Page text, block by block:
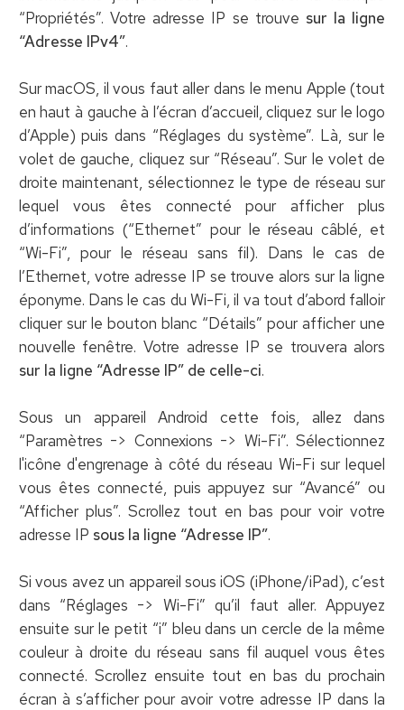
“Propriétés”. Votre adresse IP se trouve sur la ligne
“Adresse IPv4”.
Sur macOS, il vous faut aller dans le menu Apple (tout
en haut à gauche à l’écran d’accueil, cliquez sur le logo
d’Apple) puis dans “Réglages du système”. Là, sur le
volet de gauche, cliquez sur “Réseau”. Sur le volet de
droite maintenant, sélectionnez le type de réseau sur
lequel vous êtes connecté pour afficher plus
d’informations (“Ethernet” pour le réseau câblé, et
“Wi-Fi”, pour le réseau sans fil). Dans le cas de
l’Ethernet, votre adresse IP se trouve alors sur la ligne
éponyme. Dans le cas du Wi-Fi, il va tout d’abord falloir
cliquer sur le bouton blanc “Détails” pour afficher une
nouvelle fenêtre. Votre adresse IP se trouvera alors
sur la ligne “Adresse IP” de celle-ci.
Sous un appareil Android cette fois, allez dans
“Paramètres -> Connexions -> Wi-Fi”. Sélectionnez
l'icône d'engrenage à côté du réseau Wi-Fi sur lequel
vous êtes connecté, puis appuyez sur “Avancé” ou
“Afficher plus”. Scrollez tout en bas pour voir votre
adresse IP sous la ligne “Adresse IP”.
Si vous avez un appareil sous iOS (iPhone/iPad), c’est
dans “Réglages -> Wi-Fi” qu’il faut aller. Appuyez
ensuite sur le petit “i” bleu dans un cercle de la même
couleur à droite du réseau sans fil auquel vous êtes
connecté. Scrollez ensuite tout en bas du prochain
écran à s’afficher pour avoir votre adresse IP dans la